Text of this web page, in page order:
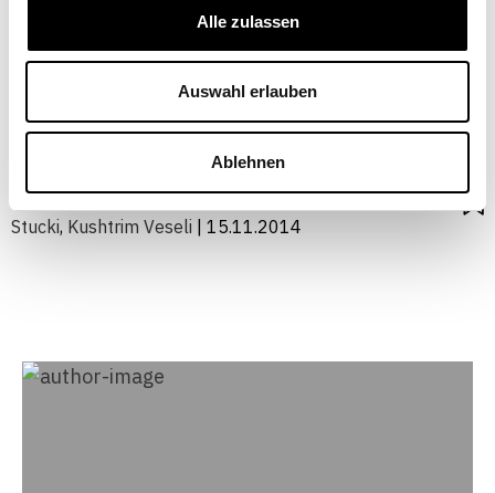
Alle zulassen
Auswahl erlauben
Ablehnen
Wie steht es um die
Innovationsaktivitäten der
Schweizer Unternehmen?
WIRTSCHAFTSPOLITIK
Spyros Arvanitis,Florian Seliger,Andrin Spescha,Tobias
Stucki, Kushtrim Veseli | 15.11.2014